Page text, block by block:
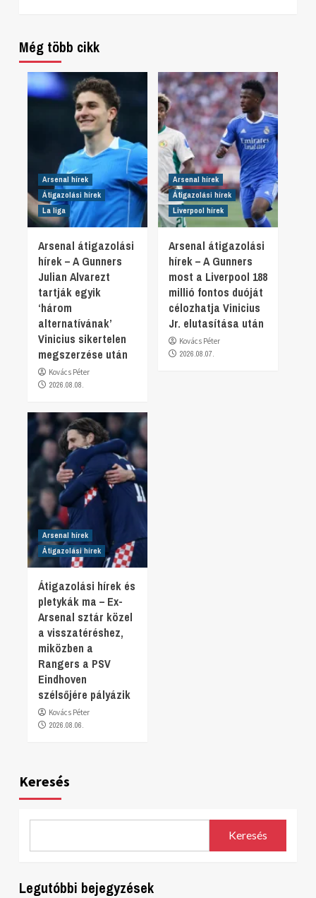
Még több cikk
Arsenal hírek
Átigazolási hírek
La liga
Arsenal átigazolási
hírek – A Gunners
Julian Alvarezt
tartják egyik
‘három
alternatívának’
Vinicius sikertelen
megszerzése után
Kovács Péter
2026.08.08.
Arsenal hírek
Átigazolási hírek
Liverpool hírek
Arsenal átigazolási
hírek – A Gunners
most a Liverpool 188
millió fontos duóját
célozhatja Vinicius
Jr. elutasítása után
Kovács Péter
2026.08.07.
Arsenal hírek
Átigazolási hírek
Átigazolási hírek és
pletykák ma – Ex-
Arsenal sztár közel
a visszatéréshez,
miközben a
Rangers a PSV
Eindhoven
szélsőjére pályázik
Kovács Péter
2026.08.06.
Keresés
Keresés
Legutóbbi bejegyzések